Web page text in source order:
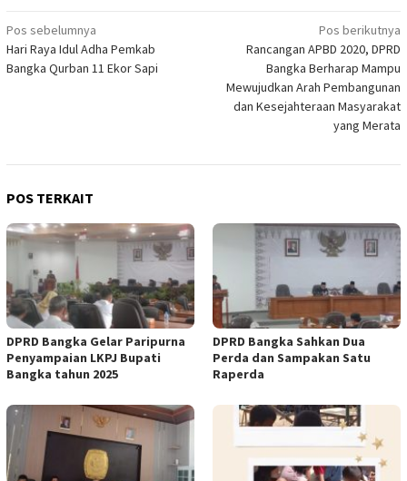
Navigasi
pos
Pos sebelumnya
Hari Raya Idul Adha Pemkab
Bangka Qurban 11 Ekor Sapi
Pos berikutnya
Rancangan APBD 2020, DPRD
Bangka Berharap Mampu
Mewujudkan Arah Pembangunan
dan Kesejahteraan Masyarakat
yang Merata
POS TERKAIT
DPRD Bangka Gelar Paripurna
Penyampaian LKPJ Bupati
Bangka tahun 2025
DPRD Bangka Sahkan Dua
Perda dan Sampakan Satu
Raperda